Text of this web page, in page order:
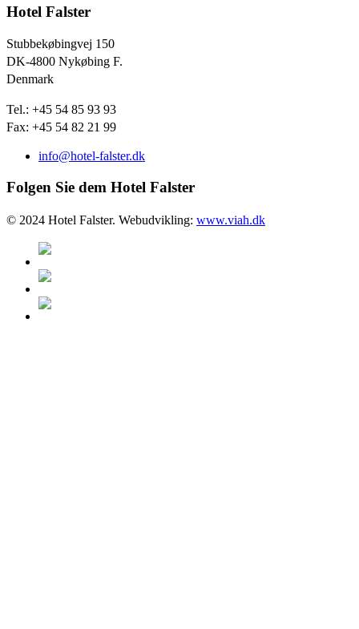
Hotel Falster
Stubbekøbingvej 150
DK-4800 Nykøbing F.
Denmark
Tel.: +45 54 85 93 93
Fax: +45 54 82 21 99
info@hotel-falster.dk
Folgen Sie dem Hotel Falster
© 2024 Hotel Falster. Webudvikling: www.viah.dk